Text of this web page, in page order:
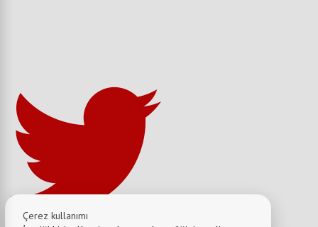
Çerez kullanımı